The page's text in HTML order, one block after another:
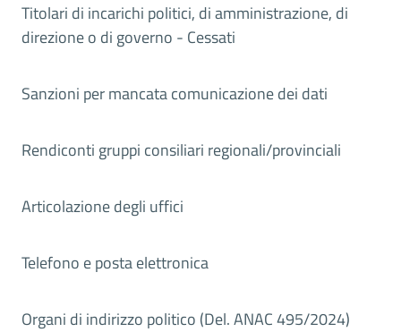
Titolari di incarichi politici, di amministrazione, di
direzione o di governo - Cessati
Sanzioni per mancata comunicazione dei dati
Rendiconti gruppi consiliari regionali/provinciali
Articolazione degli uffici
Telefono e posta elettronica
Organi di indirizzo politico (Del. ANAC 495/2024)